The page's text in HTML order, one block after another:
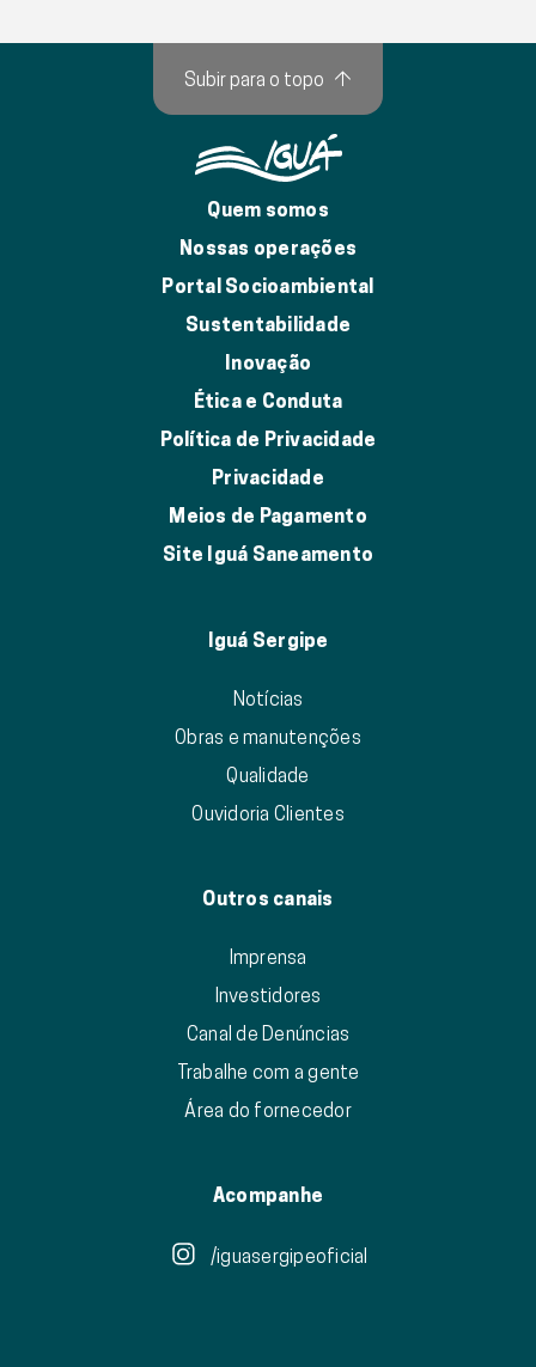
Quem somos
Nossas operações
Portal Socioambiental
Sustentabilidade
Inovação
Ética e Conduta
Política de Privacidade
Privacidade
Meios de Pagamento
Site Iguá Saneamento
Iguá Sergipe
Notícias
Obras e manutenções
Qualidade
Ouvidoria Clientes
Outros canais
Imprensa
Investidores
Canal de Denúncias
Trabalhe com a gente
Área do fornecedor
Acompanhe
/iguasergipeoficial
Subir para o topo ↑